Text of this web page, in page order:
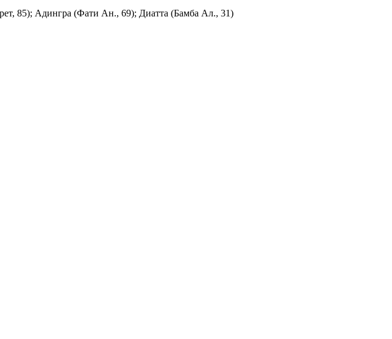
85); Адингра (Фати Ан., 69); Диатта (Бамба Ал., 31)